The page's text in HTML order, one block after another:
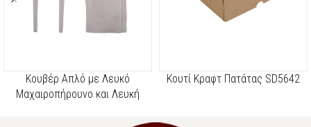
Κουβέρ Απλό με Λευκό
Μαχαιροπήρουνο και Λευκή
Κουτί Κραφτ Πατάτας SD5642